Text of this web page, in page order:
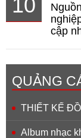
10
cập
QUẢNG
THIẾT KẾ
Album nhạc